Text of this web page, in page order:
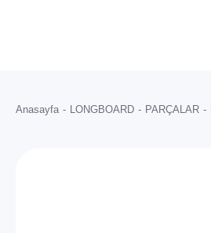
Anasayfa LONGBOARD PARÇALAR